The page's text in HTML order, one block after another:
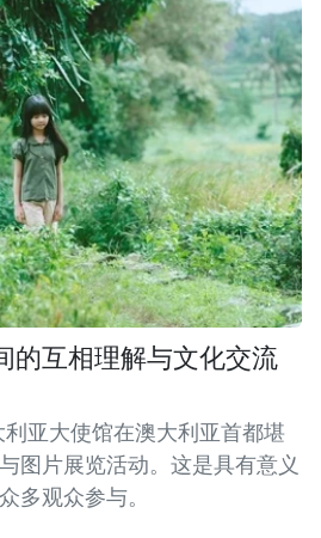
的互相理解与文化交流
利亚大使馆在澳大利亚首都堪
图片展览活动。这是具有意义
多观众参与。